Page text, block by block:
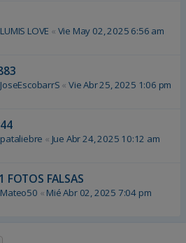
LUMIS LOVE « Vie May 02, 2025 6:56 am
JoseEscobarrS «Vie Abr 25, 2025 1:06 pm
pataliebre « Jue Abr 24, 2025 10:12 am
FALSAS
Mateo50 « Mié Abr 02, 2025 7:04 pm